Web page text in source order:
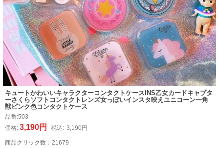
キュートかわいいキャラクターコンタクトケースINS乙女カードキャプタ
ーさくらソフトコンタクトレンズ女っぽいインスタ映えユニコーン一角
獣ピンク色コンタクトケース
品番:503
価格: 3,190円 税込: 3,190円
商品クリック数： 21679